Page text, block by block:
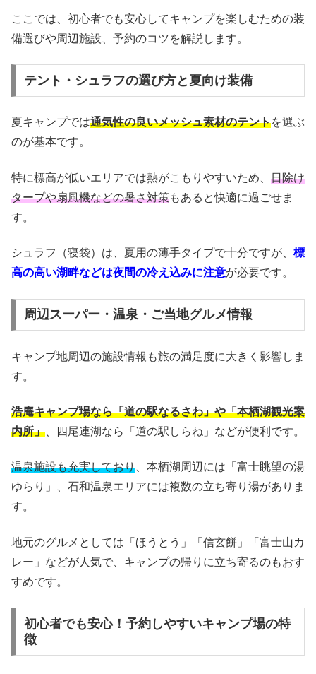
ここでは、初心者でも安心してキャンプを楽しむための装
備選びや周辺施設、予約のコツを解説します。
テント・シュラフの選び方と夏向け装備
夏キャンプでは通気性の良いメッシュ素材のテントを選ぶ
のが基本です。
特に標高が低いエリアでは熱がこもりやすいため、 日除け
タープや扇風機などの暑さ対策もあると快適に過ごせま
す。
シュラフ（寝袋）は、夏用の薄手タイプで十分ですが、 標
高の高い湖畔などは夜間の冷え込みに注意が必要です。
周辺スーパー・温泉・ご当地グルメ情報
キャンプ地周辺の施設情報も旅の満足度に大きく影響しま
す。
浩庵キャンプ場なら「道の駅なるさわ」や「本栖湖観光案
内所」 、四尾連湖なら「道の駅しらね」などが便利です。
温泉施設も充実しており 、本栖湖周辺には「富士眺望の湯
ゆらり」、石和温泉エリアには複数の立ち寄り湯がありま
す。
地元のグルメとしては「ほうとう」「信玄餅」「富士山カ
レー」などが人気で、キャンプの帰りに立ち寄るのもおす
すめです。
初心者でも安心！予約しやすいキャンプ場の特
徴